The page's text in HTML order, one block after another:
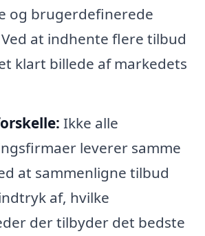
og brugerdefinerede
at indhente flere tilbud
klart billede af markedets
Ikke alle
leverer samme
at sammenligne tilbud
af, hvilke
der tilbyder det bedste